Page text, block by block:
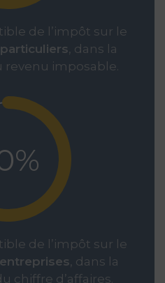
de l’impôt sur le
, dans la
revenu imposable.
de l’impôt sur le
, dans la
chiffre d’affaires.